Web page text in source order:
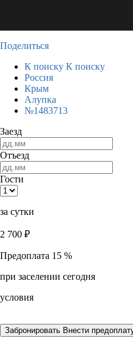
Поделиться
К поиску К поиску
Россия
Крым
Алупка
№1483713
Заезд
Отъезд
Гости
за сутки
2 700 ₽
Предоплата 15 %
при заселении сегодня
условия
Забронировать Внести